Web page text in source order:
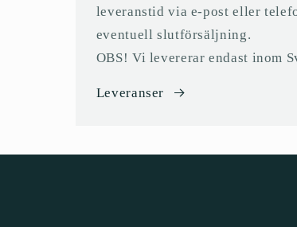
leveranstid via e-post eller
eventuell slutförsäljning.
OBS! Vi levererar endast inom
Leveranser